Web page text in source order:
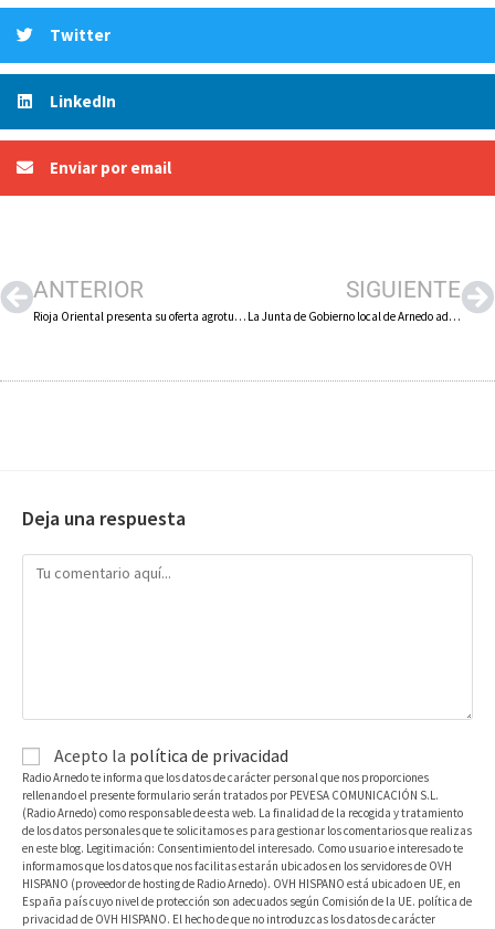
Twitter
LinkedIn
Enviar por email
ANTERIOR
Rioja Oriental presenta su oferta agroturística en FITUR 2026 con varias actividades del viernes al domingo
SIGUIENTE
La Junta de Gobierno local de Arnedo adjudica el suministro de gasóleo C para dependencias municipales por 62.455 euros al año
Deja una respuesta
Acepto la política de privacidad
Radio Arnedo te informa que los datos de carácter personal que nos proporciones
rellenando el presente formulario serán tratados por PEVESA COMUNICACIÓN S.L.
(Radio Arnedo) como responsable de esta web. La finalidad de la recogida y tratamiento
de los datos personales que te solicitamos es para gestionar los comentarios que realizas
en este blog. Legitimación: Consentimiento del interesado. Como usuario e interesado te
informamos que los datos que nos facilitas estarán ubicados en los servidores de OVH
HISPANO (proveedor de hosting de Radio Arnedo). OVH HISPANO está ubicado en UE, en
España país cuyo nivel de protección son adecuados según Comisión de la UE. política de
privacidad de OVH HISPANO. El hecho de que no introduzcas los datos de carácter